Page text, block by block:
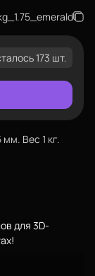
173 шт.
Вес 1 кг.
для 3D-